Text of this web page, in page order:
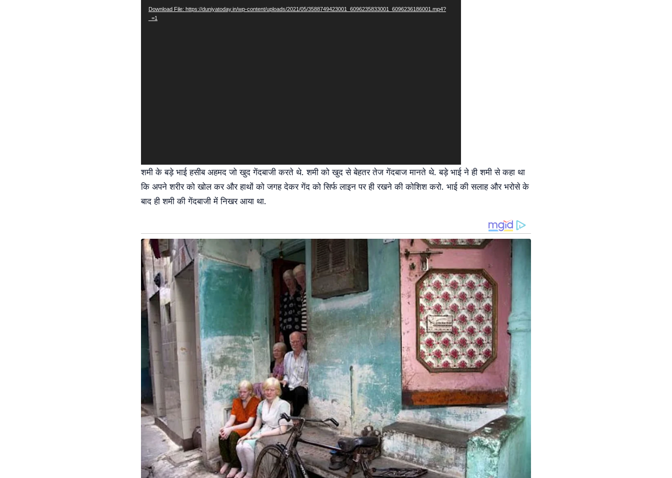
Player
Download File: https://duniyatoday.in/wp-content/uploads/2021/05/3588749423001_6096235833001_6096236186001.mp4?
_=1
शमी के बड़े भाई हसीब अहमद जो खुद गेंदबाजी करते थे. शमी को खुद से बेहतर तेज गेंदबाज मानते थे. बड़े भाई ने ही शमी से कहा था
कि अपने शरीर को खोल कर और हाथों को जगह देकर गेंद को सिर्फ लाइन पर ही रखने की कोशिश करो. भाई की सलाह और भरोसे के
बाद ही शमी की गेंदबाजी में निखर आया था.